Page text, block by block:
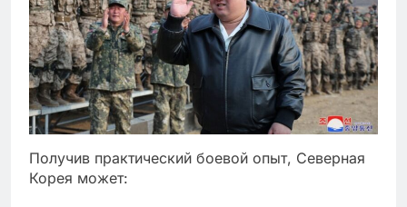
Получив практический боевой опыт, Северная
Корея может: